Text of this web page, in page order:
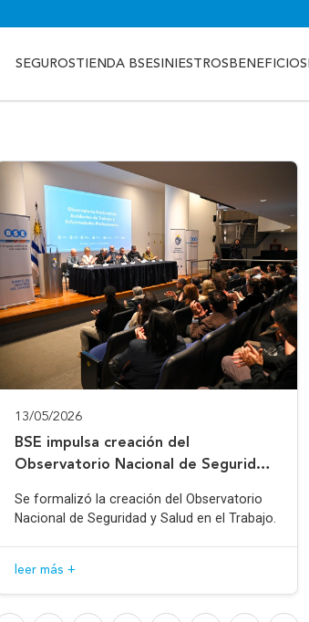
SEGUROSTIENDA BSESINIESTROS BENEFICIOS
13/05/2026
BSE impulsa creación del
Observatorio Nacional de Seguridad
Se formalizó la creación del Observatorio
Nacional de Seguridad y Salud en el Trabajo.
leer más +